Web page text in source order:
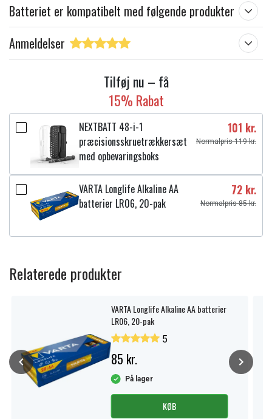
Batteriet er kompatibelt med følgende produkter
Anmeldelser
Tilføj nu – få
15% Rabat
NEXTBATT 48-i-1
præcisionsskruetrækkersæt
med opbevaringsboks
101 kr.
Normalpris 119 kr.
VARTA Longlife Alkaline AA
batterier LR06, 20-pak
72 kr.
Normalpris 85 kr.
Relaterede produkter
VARTA Longlife Alkaline AA batterier
LR06, 20-pak
5
85 kr.
På lager
KØB